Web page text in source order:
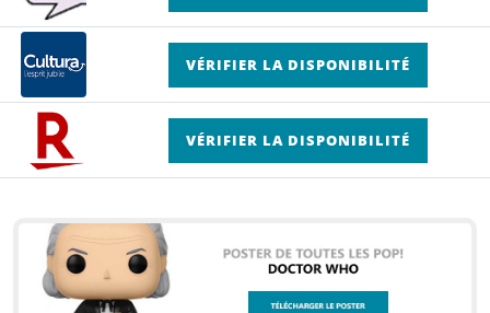
VÉRIFIER LA DISPONIBILITÉ
VÉRIFIER LA DISPONIBILITÉ